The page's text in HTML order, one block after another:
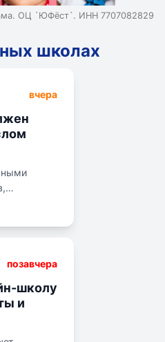
ОЦ `ЮФёст`. ИНН 7707082829
школах
вчера
и
опыт
школы
позавчера
школу
и